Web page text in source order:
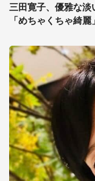
三田寛子、優雅な
「めちゃくちゃ綺